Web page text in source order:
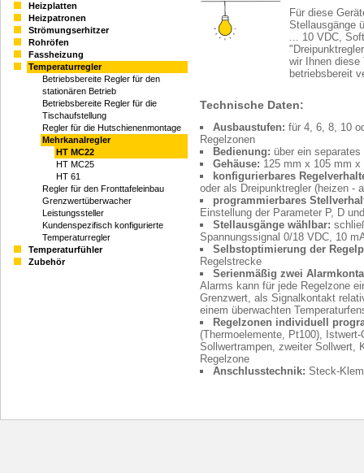
Heizplatten
Heizpatronen
Strömungserhitzer
Rohröfen
Fassheizung
Temperaturregler
Betriebsbereite Regler für den
stationären Betrieb
Betriebsbereite Regler für die
Tischaufstellung
Regler für die Hutschienenmontage
Mehrkanalregler
HT MC22
HT MC25
HT 61
Regler für den Fronttafeleinbau
Grenzwertüberwacher
Leistungssteller
Kundenspezifisch konfigurierte
Temperaturregler
Temperaturfühler
Zubehör
Für diese
Stellausgänge
... 10 VDC,
wir Ihnen diese
betriebsbereit
Technische Daten:
Ausbaustufen: für 4, 6, 8, 10
Regelzonen
Bedienung: über ein
Gehäuse: 125 mm x 105 mm
konfigurierbares
oder als Dreipunktregler (heizen -
programmierbares
Einstellung der Parameter P, D
Stellausgänge wählbar:
Spannungssignal 0/18 VDC, 10
Selbstoptimierung der
Regelstrecke
Serienmäßig zwei
Alarms kann für jede Regelzone
Grenzwert, als Signalkontakt
einem überwachten
Regelzonen individuell
(Thermoelemente, Pt100),
Sollwertrampen, zweiter Sollwert,
Regelzone
Anschlusstechnik: Steck-